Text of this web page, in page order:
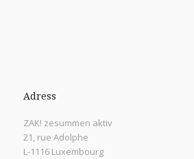
Adress
ZAK! zesummen aktiv
21, rue Adolphe
L-1116 Luxembourg